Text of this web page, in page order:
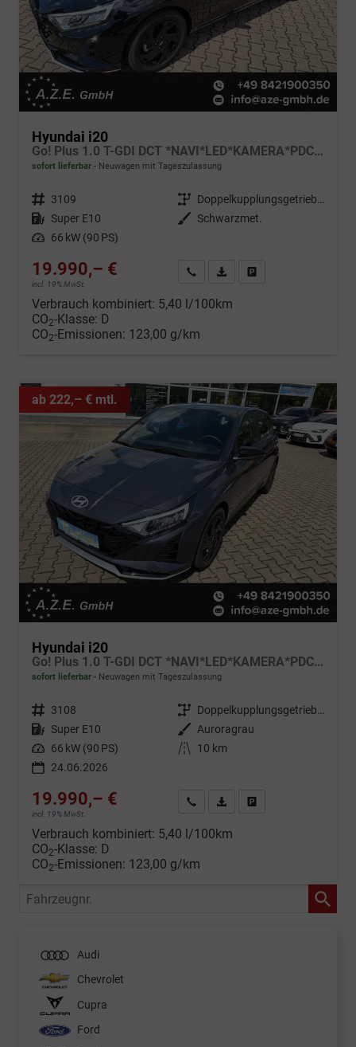
Hyundai i20
Go! Plus 1.0 T-GDI DCT *NAVI*LED*KAMERA*PDC*SH*LHZ*2026!
sofort lieferbar Neuwagen mit Tageszulassung
Fahrzeugnr. 3109 Getriebe
Doppelkupplungsgetriebe (DSG)
Kraftstoff Super E10 Außenfarbe Schwarzmet.
Leistung 66 kW (90 PS)
19.990,– €
incl. 19% MwSt.
Wir rufen Sie anFahrzeugexposé (PDF)
Verbrauch kombiniert: 5,40 l/100km
CO2-Klasse: D
CO2-Emissionen: 123,00 g/km
ab 222,– € mtl.
Hyundai i20
Go! Plus 1.0 T-GDI DCT *NAVI*LED*KAMERA*PDC*SH*LHZ*2026!
sofort lieferbar Neuwagen mit Tageszulassung
Fahrzeugnr. 3108 Getriebe
Doppelkupplungsgetriebe (DSG)
Kraftstoff Super E10 Außenfarbe Auroragrau
Leistung 66 kW (90 PS) Kilometerstand
10 km
24.06.2026
19.990,– €
incl. 19% MwSt.
Wir rufen Sie anFahrzeugexposé (PDF)
Verbrauch kombiniert: 5,40 l/100km
CO2-Klasse: D
CO2-Emissionen: 123,00 g/km
Fahrzeugnr.
Audi
Chevrolet
Cupra
Ford